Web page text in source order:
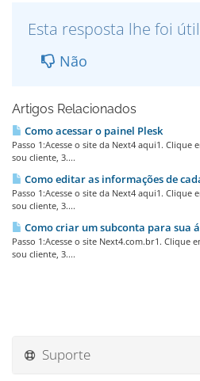
Esta resposta lhe foi
Não
Artigos Relacionados
Como acessar o painel Plesk
Passo 1:Acesse o site da Next4 aqui1. Clique
sou cliente, 3....
Como editar as informações de
Passo 1:Acesse o site da Next4 aqui1. Clique
sou cliente, 3....
Como criar um subconta para sua
Passo 1:Acesse o site Next4.com.br1. Clique
sou cliente, 3....
Suporte